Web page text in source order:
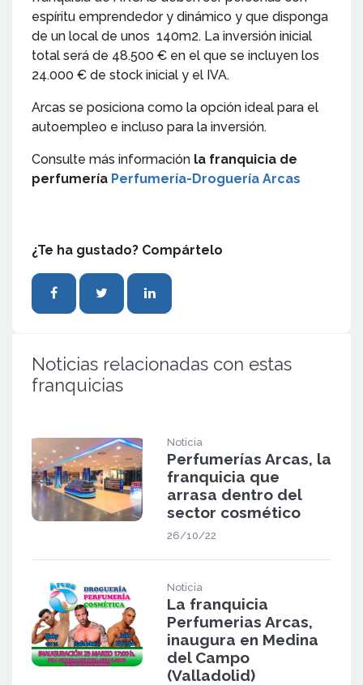
espíritu emprendedor y dinámico y que disponga
de un local de unos 140m2. La inversión inicial
total será de 48.500 € en el que se incluyen los
24.000 € de stock inicial y el IVA.
Arcas se posiciona como la opción ideal para el
autoempleo e incluso para la inversión.
Consulte más información la franquicia de
perfumería Perfumería-Droguería Arcas
¿Te ha gustado? Compártelo
Noticias relacionadas con estas
franquicias
Noticia
Perfumerías Arcas, la
franquicia que
arrasa dentro del
sector cosmético
26/10/22
Noticia
La franquicia
Perfumerias Arcas,
inaugura en Medina
del Campo
(Valladolid)